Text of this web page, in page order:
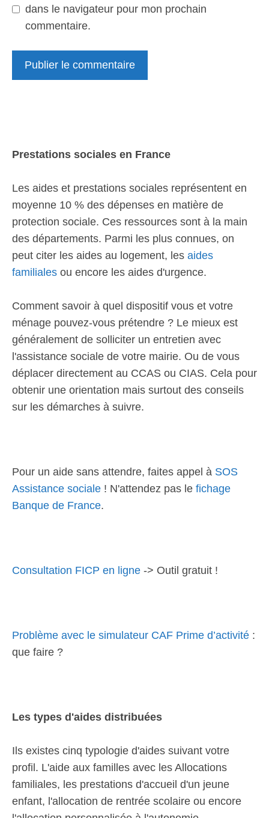
dans le navigateur pour mon prochain
commentaire.
Prestations sociales en France
Les aides et prestations sociales représentent en
moyenne 10 % des dépenses en matière de
protection sociale. Ces ressources sont à la main
des départements. Parmi les plus connues, on
peut citer les aides au logement, les aides
familiales ou encore les aides d'urgence.
Comment savoir à quel dispositif vous et votre
ménage pouvez-vous prétendre ? Le mieux est
généralement de solliciter un entretien avec
l'assistance sociale de votre mairie. Ou de vous
déplacer directement au CCAS ou CIAS. Cela pour
obtenir une orientation mais surtout des conseils
sur les démarches à suivre.
Pour un aide sans attendre, faites appel à SOS
Assistance sociale ! N'attendez pas le fichage
Banque de France.
Consultation FICP en ligne -> Outil gratuit !
Problème avec le simulateur CAF Prime d’activité :
que faire ?
Les types d'aides distribuées
Ils existes cinq typologie d'aides suivant votre
profil. L'aide aux familles avec les Allocations
familiales, les prestations d'accueil d'un jeune
enfant, l'allocation de rentrée scolaire ou encore